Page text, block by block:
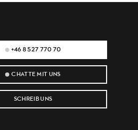
+46 8 527 770 70
CHATTE MIT UNS
SCHREIB UNS